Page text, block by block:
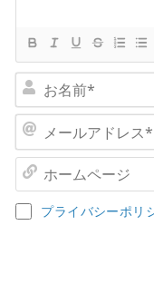
プライバシーポリ